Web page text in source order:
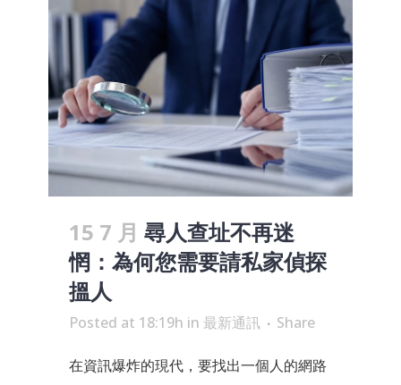
15 7 月 尋人查址不再迷
惘：為何您需要請私家偵探
搵人
Posted at 18:19h in 最新通訊 Share
在資訊爆炸的現代，要找出一個人的網路